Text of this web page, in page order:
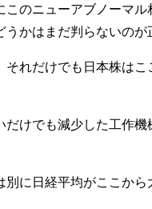
のニューアブノーマ
かはまだ判らないのが
れだけでも日本株は
けでも減少した工作
に日経平均がここか